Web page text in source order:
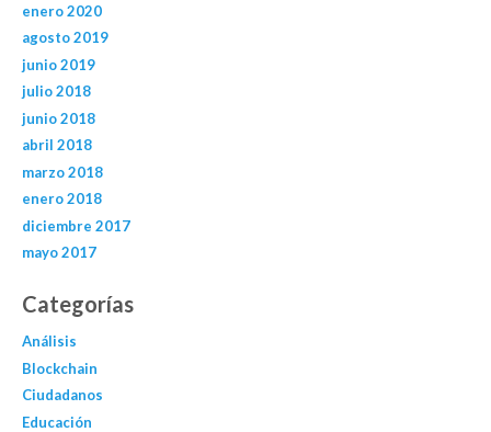
enero 2020
agosto 2019
junio 2019
julio 2018
junio 2018
abril 2018
marzo 2018
enero 2018
diciembre 2017
mayo 2017
Categorías
Análisis
Blockchain
Ciudadanos
Educación